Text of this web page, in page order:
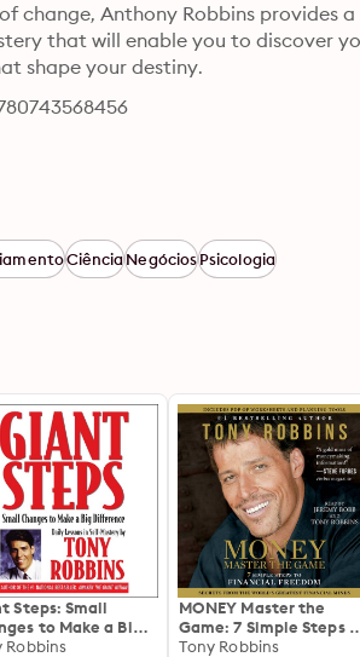
change, Anthony Robbins provides
that will enable you to discover
shape your destiny.
CiênciaNegóciosPsicologia
Steps: Small
to Make a Big
Robbins
MONEY Master the
Game: 7 Simple Steps
Financial Freedom
Tony Robbins